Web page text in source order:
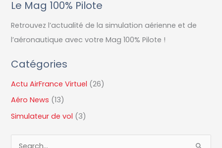
Le Mag 100% Pilote
Retrouvez l’actualité de la simulation aérienne et de
l’aéronautique avec votre Mag 100% Pilote !
Catégories
Actu AirFrance Virtuel (26)
Aéro News (13)
Simulateur de vol (3)